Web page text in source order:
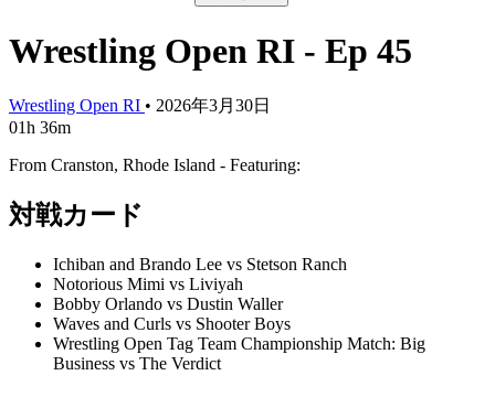
Wrestling Open RI - Ep 45
Wrestling Open RI • 2026年3月30日
01h 36m
From Cranston, Rhode Island - Featuring:
対戦カード
Ichiban and Brando Lee vs Stetson Ranch
Notorious Mimi vs Liviyah
Bobby Orlando vs Dustin Waller
Waves and Curls vs Shooter Boys
Wrestling Open Tag Team Championship Match: Big
Business vs The Verdict